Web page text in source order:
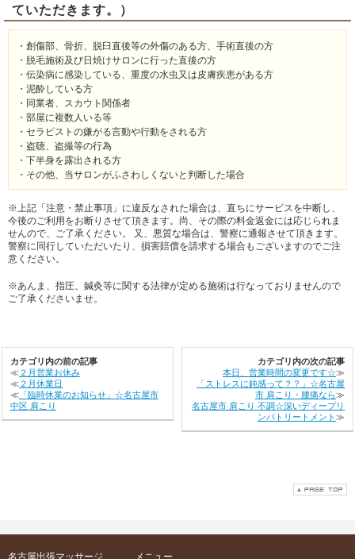
ていただきます。）
・創傷部、骨折、脱臼直後等の外傷のある方、手術直後の方
・脱毛施術及び日焼けサロンに行った直後の方
・伝染病に感染している、重度の水虫又は皮膚疾患がある方
・泥酔している方
・同業者、スカウト関係者
・部屋に複数人いる等
・セラピストの嫌がる言動や行動をされる方
・盗聴、盗撮等の行為
・下半身を露出される方
・その他、当サロンがふさわしくないと判断した場合
※上記「注意・禁止事項」に違反なされた場合は、直ちにサービスを中断し、
今後のご利用をお断りさせて頂きます。尚、その際の料金返金には応じられま
せんので、ご了承ください。 又、悪質な場合は、警察に通報させて頂きます。
警察に同行していただいたり、損害賠償を請求する場合もございますのでご注
意ください。
※あんま、指圧、鍼灸等に関する法律が定める施術は行なっておりませんので
ご了承くださいませ。
カテゴリ内の前の記事
≪ ２月営業お休み
≪ ２月休業日
≪ 「臨時休業のお知らせ」☆名古屋市
中区 肩こり
カテゴリ内の次の記事
本日、営業時間の変更です☆≫
「ストレスに鈍感って？？」☆名古屋
市 肩こり・腰痛なら≫
名古屋市 肩こり 不調☆深いディープリ
ンパトリートメント≫
名古屋出張マッサージ メニュー